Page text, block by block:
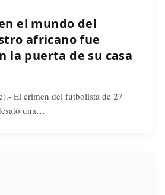
el mundo del
africano fue
la puerta de su casa
El crimen del futbolista de 27
una…